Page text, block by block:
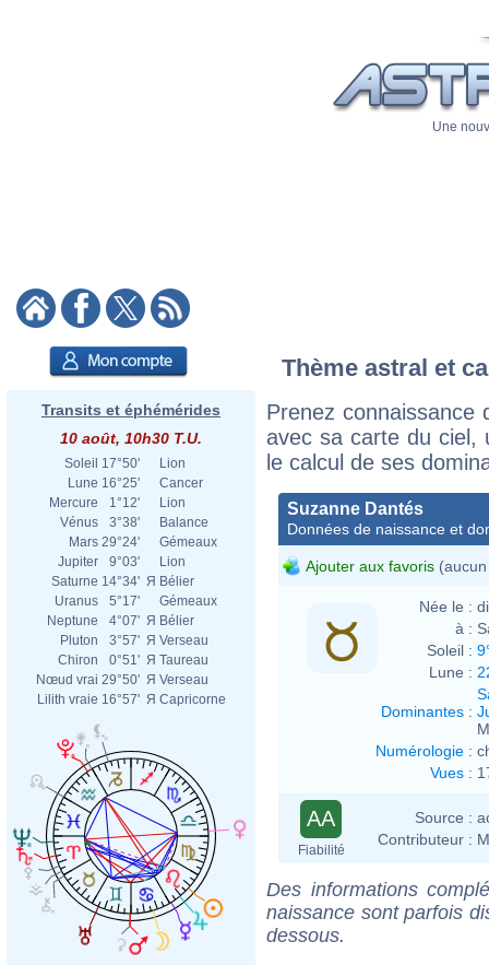
Une
Transits et éphémérides
10 août, 10h30 T.U.
Soleil 17°50'
Lion
Lune 16°25'
Cancer
Mercure
1°12'
Lion
Vénus
3°38'
Balance
Mars 29°24'
Gémeaux
Jupiter
9°03'
Lion
Saturne 14°34' Я Bélier
Uranus
5°17'
Gémeaux
Neptune
4°07' Я Bélier
Pluton
3°57' Я Verseau
Chiron
0°51' Я Taureau
Nœud vrai 29°50' Я Verseau
Lilith vraie 16°57' Я Capricorne
Thème astral et
Prenez connaissance
avec sa carte du ciel,
le calcul de ses
Suzanne Dantés
Données de naissance et
Ajouter aux favoris
Née le :
à :
Soleil :
Lune :
Dominantes :
Numérologie :
Vues :
AA
Fiabilité
Source :
Contributeur :
Des informations
naissance sont parfois
dessous.